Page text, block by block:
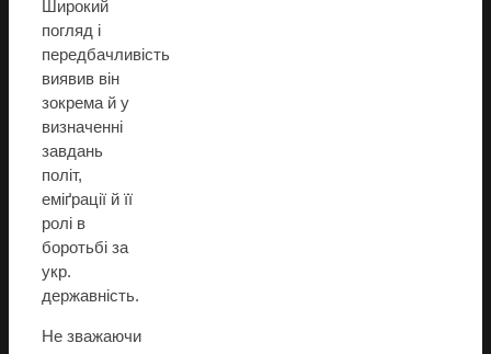
Широкий
погляд і
передбачливість
виявив він
зокрема й у
визначенні
завдань
політ,
еміґрації й її
ролі в
боротьбі за
укр.
державність.
Не зважаючи